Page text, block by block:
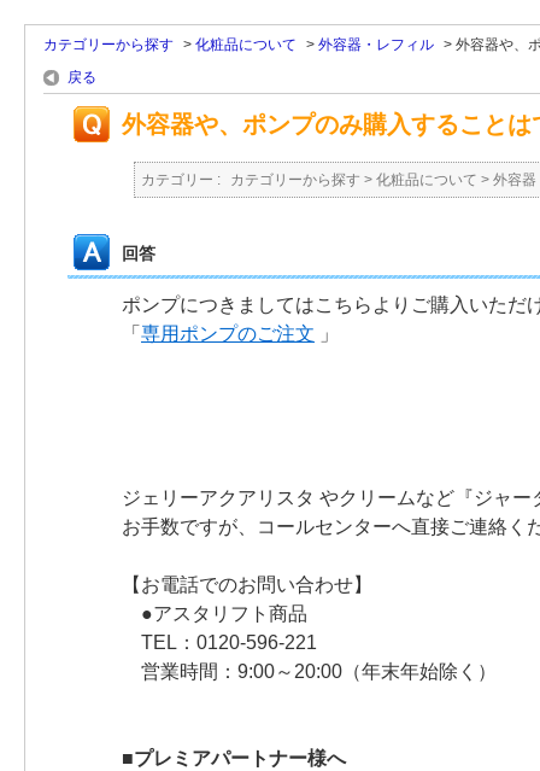
カテゴリーから探す > 化粧品について > 外容器・レフィル > 外容器や、
戻る
外容器や、ポンプのみ購入することは
カテゴリー : カテゴリーから探す > 化粧品について > 外容器
回答
ポンプにつきましてはこちらよりご購入いただ
「 専用ポンプのご注文 」
ジェリーアクアリスタ やクリームなど『ジャ
お手数ですが、コールセンターへ直接ご連絡く
【お電話でのお問い合わせ】
●アスタリフト商品
TEL：0120-596-221
営業時間：9:00～20:00（年末年始除く）
■プレミアパートナー様へ